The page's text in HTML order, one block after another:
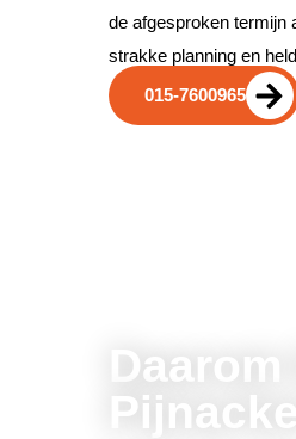
de afgesproken termijn
strakke planning en
015-7600965